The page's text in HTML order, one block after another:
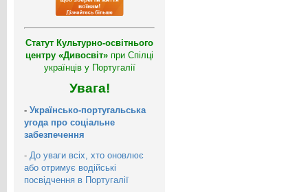
Статут Культурно-освітнього
центру «Дивосвіт» при Спілці
українців у Португалії
Увага!
- Українсько-португальська
угода про соціальне
забезпечення
- До уваги всіх, хто оновлює
або отримує водійські
посвідчення в Португалії